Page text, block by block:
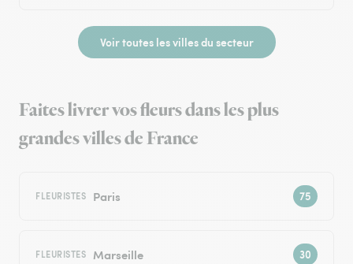
Voir toutes les villes du secteur
Faites livrer vos fleurs dans les plus
grandes villes de France
FLEURISTES Paris
FLEURISTES Marseille